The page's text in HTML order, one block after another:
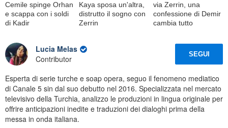
Cemile spinge Orhan
e scappa con i soldi
di Kadir
Kaya sposa un'altra,
distrutto il sogno con
Zerrin
via Zerrin, una
confessione di Demir
cambia tutto
Lucia Melas
Contributor
SEGUI
Esperta di serie turche e soap opera, seguo il fenomeno mediatico
di Canale 5 sin dal suo debutto nel 2016. Specializzata nel mercato
televisivo della Turchia, analizzo le produzioni in lingua originale per
offrire anticipazioni inedite e traduzioni dei dialoghi prima della
messa in onda italiana.